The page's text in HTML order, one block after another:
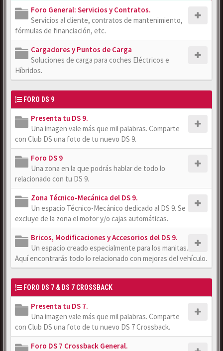
Foro General: Servicios y Contratos.
Servicios al cliente, contratos de mantenimiento,
fórmulas de financiación, etc.
Cargadores y Puntos de Carga
Soluciones de carga para coches Eléctricos e
Híbridos.
FORO DS 9
Presenta tu DS 9.
Una imagen vale más que mil palabras. Comparte
con Club DS una foto de tu nuevo DS 9.
Foro DS 9
Una zona en la que podrás hablar de todo lo
relacionado con tu DS 9.
Zona Técnico-Mecánica del DS 9.
Un espacio Técnico-Mecánico dedicado al DS 9. Se
excluye de la zona el motor y/o cajas automáticas.
Bricos, Modificaciones y Accesorios del DS 9.
Un espacio creado especialmente para los manitas.
Aquí encontrarás todo lo relacionado con mejoras del vehículo.
FORO DS 7 & DS 7 CROSSBACK
Presenta tu DS 7.
Una imagen vale más que mil palabras. Comparte
con Club DS una foto de tu nuevo DS 7 Crossback.
Foro DS 7 Crossback General.